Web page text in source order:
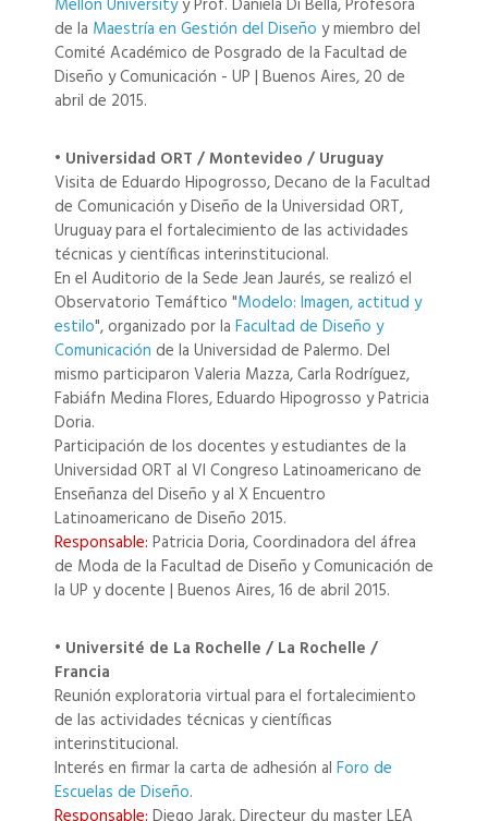
Mellon Universityy Prof. Daniela Di Bella, Profesora
de la Maestría en Gestión del Diseño y miembro del
Comité Académico de Posgrado de la Facultad de
Diseño y Comunicación - UP | Buenos Aires, 20 de
abril de 2015.
• Universidad ORT / Montevideo / Uruguay
Visita de Eduardo Hipogrosso, Decano de la Facultad
de Comunicación y Diseño de la Universidad ORT,
Uruguay para el fortalecimiento de las actividades
técnicas y científicas interinstitucional.
En el Auditorio de la Sede Jean Jaurés, se realizó el
Observatorio Temáftico "Modelo: Imagen, actitud y
estilo", organizado por la Facultad de Diseño y
Comunicación de la Universidad de Palermo. Del
mismo participaron Valeria Mazza, Carla Rodríguez,
Fabiáfn Medina Flores, Eduardo Hipogrosso y Patricia
Doria.
Participación de los docentes y estudiantes de la
Universidad ORT al VI Congreso Latinoamericano de
Enseñanza del Diseño y al X Encuentro
Latinoamericano de Diseño 2015.
Responsable: Patricia Doria, Coordinadora del áfrea
de Moda de la Facultad de Diseño y Comunicación de
la UP y docente | Buenos Aires, 16 de abril 2015.
• Université de La Rochelle / La Rochelle /
Francia
Reunión exploratoria virtual para el fortalecimiento
de las actividades técnicas y científicas
interinstitucional.
Interés en firmar la carta de adhesión al Foro de
Escuelas de Diseño.